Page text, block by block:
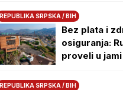
REPUBLIKA SRPSKA / BIH
Bez plata i
osiguranja:
proveli u jami
REPUBLIKA SRPSKA / BIH